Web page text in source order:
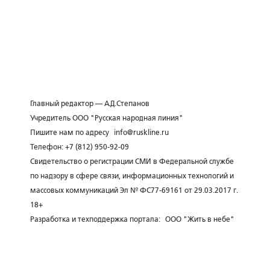
Главный редактор — А.Д.Степанов
Учредитель ООО "Русская народная линия"
Пишите нам по адресу
info@ruskline.ru
Телефон: +7 (812) 950-92-09
Свидетельство о регистрации СМИ в Федеральной службе
по надзору в сфере связи, информационных технологий и
массовых коммуникаций Эл № ФС77-69161 от 29.03.2017 г.
18+
Разработка и техподдержка портала: ООО "Жить в небе"